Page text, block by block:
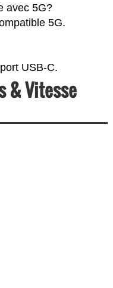
avec 5G?
5G.
USB-C.
& Vitesse